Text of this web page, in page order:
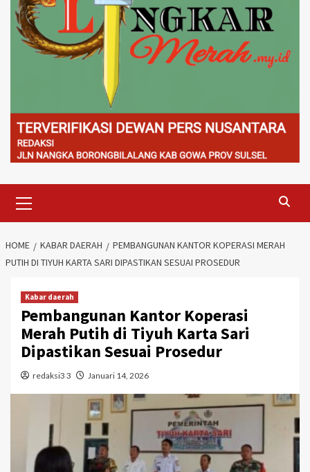
Menu
HOME KABAR DAERAH
PEMBANGUNAN KANTOR KOPERASI MERAH
PUTIH DI TIYUH KARTA SARI DIPASTIKAN SESUAI PROSEDUR
Kabar daerah
Pembangunan Kantor Koperasi
Merah Putih di Tiyuh Karta Sari
Dipastikan Sesuai Prosedur
redaksi3 3 Januari 14, 2026